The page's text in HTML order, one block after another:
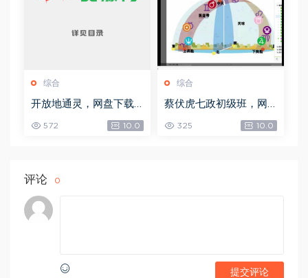
综合
开放地通灵，网盘下载
572 10.0
综合
蔡伏虎七政初级班，网
325 10.0
评论 0
提交评论